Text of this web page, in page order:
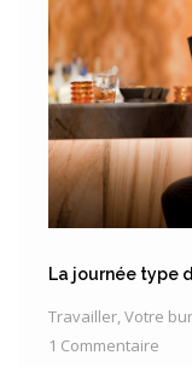
La journée type
Travailler,Votre
1 Commentaire